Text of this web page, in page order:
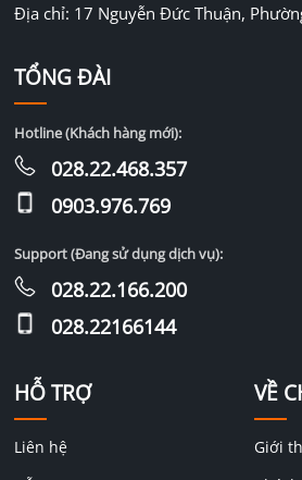
Địa chỉ: 17 Nguyễn Đức Thuận,
HỖ TRỢ
Liên hệ
VỀ
Giới
TỔNG ĐÀI
Hotline (Khách hàng mới):
028.22.468.357
0903.976.769
Support (Đang sử dụng dịch vụ):
028.22.166.200
028.22166144